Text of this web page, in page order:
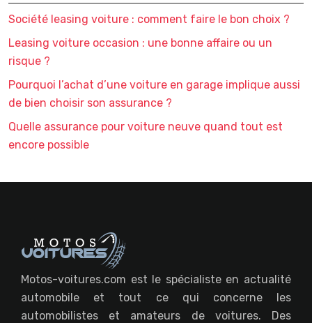
Société leasing voiture : comment faire le bon choix ?
Leasing voiture occasion : une bonne affaire ou un
risque ?
Pourquoi l’achat d’une voiture en garage implique aussi
de bien choisir son assurance ?
Quelle assurance pour voiture neuve quand tout est
encore possible
Motos-voitures.com est le spécialiste en actualité
automobile et tout ce qui concerne les
automobilistes et amateurs de voitures. Des